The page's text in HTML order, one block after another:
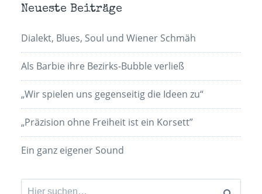
Neueste Beiträge
Dialekt, Blues, Soul und Wiener Schmäh
Als Barbie ihre Bezirks-Bubble verließ
„Wir spielen uns gegenseitig die Ideen zu“
„Präzision ohne Freiheit ist ein Korsett”
Ein ganz eigener Sound
Suchen